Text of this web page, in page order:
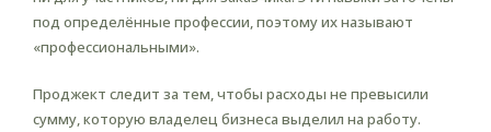
под определённые профессии, поэтому их называют
«профессиональными».
Проджект следит за тем, чтобы расходы не превысили
сумму, которую владелец бизнеса выделил на работу.